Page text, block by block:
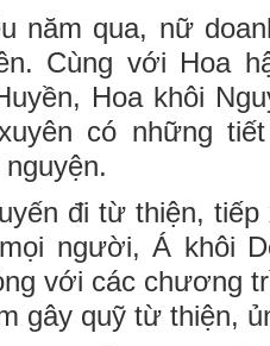
năm qua, nữ
Cùng với Hoa
Hoa khôi
có những
đi từ thiện,
người, Á khôi
với các chương
gây quỹ từ thiện,